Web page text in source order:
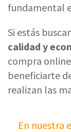
fundamental
Si estás
calidad y
compra
beneficiarte
realizan las
En nuestra